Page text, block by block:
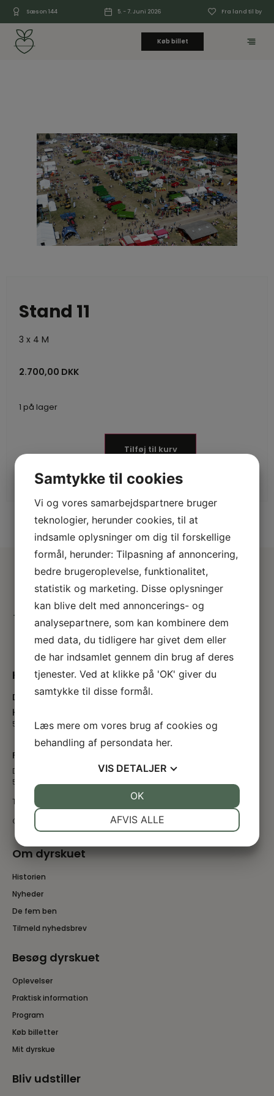
Sæson 144 5. - 7. Juni 2026 Fra land til by
Køb billet
Stand 11
3 x 4 M
2.700,00 DKK
1 på lager
Tilføj til kurv
Kontakt
Dyrskuepladsen
Hedebæksgyden 33
5250 Odense
Fynsk Landbrugs Event Forening
Damsbovej 11
5492 Vissenbjerg
Tlf:
4032 0069
CVR: 53922910
Om dyrskuet
Historien
Nyheder
De fem ben
Tilmeld nyhedsbrev
Besøg dyrskuet
Oplevelser
Praktisk information
Program
Køb billetter
Mit dyrskue
Bliv udstiller
Samtykke til cookies
Vi og vores samarbejdspartnere bruger
teknologier, herunder cookies, til at
indsamle oplysninger om dig til forskellige
formål, herunder: Tilpasning af annoncering,
bedre brugeroplevelse, funktionalitet,
statistik og marketing. Disse oplysninger
kan blive delt med annoncerings- og
analysepartnere, som kan kombinere dem
med data, du tidligere har givet dem eller
de har indsamlet gennem din brug af deres
tjenester. Ved at klikke på 'OK' giver du
samtykke til disse formål.
Læs mere om vores brug af cookies og
behandling af persondata her.
VIS DETALJER
MARKETING
AFVIS ALLE
OK